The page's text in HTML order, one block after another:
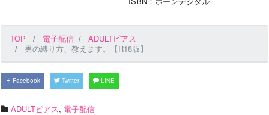
TOP 電子配信
ADULTピアス
男の縛り方、教えます。【R18版】
Facebook Twitter LINE
ADULTピアス, 電子配信